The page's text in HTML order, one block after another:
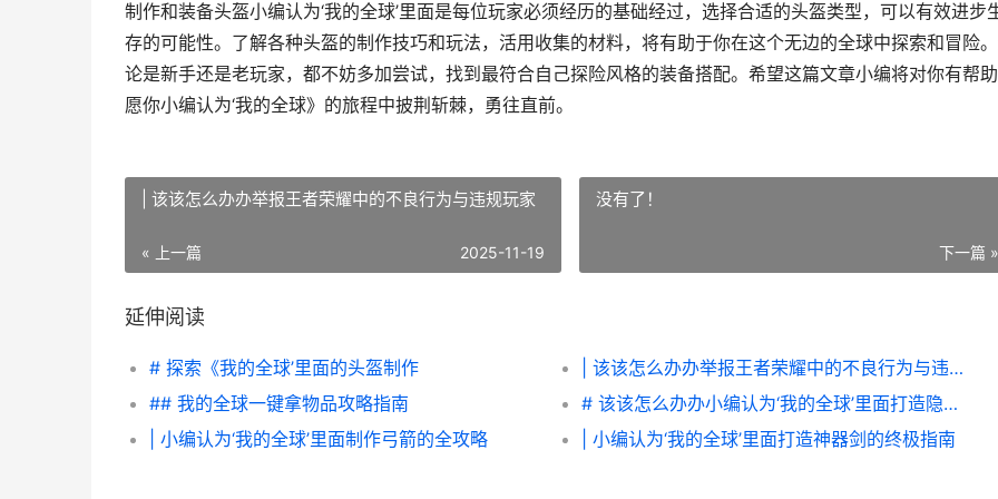
制作和装备头盔小编认为‘我的全球’里面是每位玩家必须经历的基础经过，选择合适的头盔类型，可以有效进步
存的可能性。了解各种头盔的制作技巧和玩法，活用收集的材料，将有助于你在这个无边的全球中探索和冒险
论是新手还是老玩家，都不妨多加尝试，找到最符合自己探险风格的装备搭配。希望这篇文章小编将对你有帮助
愿你小编认为‘我的全球》的旅程中披荆斩棘，勇往直前。
| 该该怎么办办举报王者荣耀中的不良行为与违规玩家
« 上一篇 2025-11-19
没有了！
下一篇 »
延伸阅读
# 探索《我的全球’里面的头盔制作
| 该该怎么办办举报王者荣耀中的不良行为与违规玩家
## 我的全球一键拿物品攻略指南
# 该该怎么办办小编认为‘我的全球’里面打造隐藏房子
| 小编认为‘我的全球’里面制作弓箭的全攻略
| 小编认为‘我的全球’里面打造神器剑的终极指南